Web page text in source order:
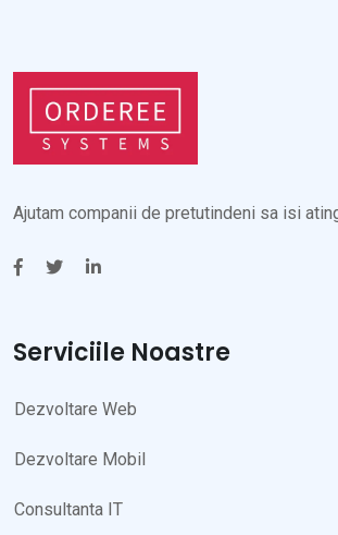
Ajutam companii de pretutindeni sa isi
Serviciile Noastre
Dezvoltare Web
Dezvoltare Mobil
Consultanta IT